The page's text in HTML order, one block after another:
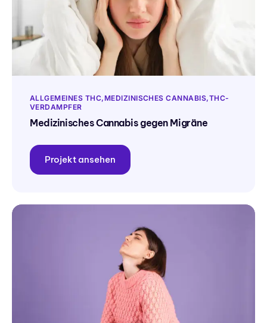
ALLGEMEINES THC MEDIZINISCHES CANNABIS THC-
VERDAMPFER
Medizinisches Cannabis gegen Migräne
Projekt ansehen